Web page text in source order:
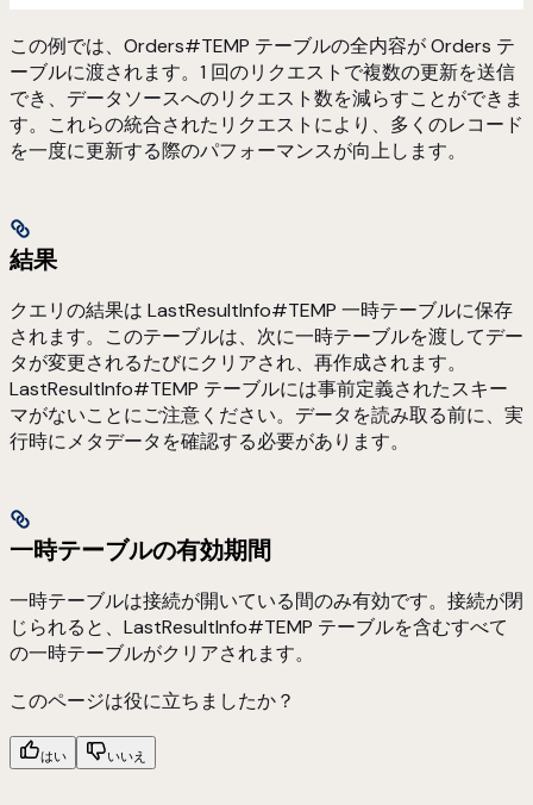
この例では、Orders#TEMP テーブルの全内容が Orders テ
ーブルに渡されます。1 回のリクエストで複数の更新を送信
でき、データソースへのリクエスト数を減らすことができま
す。これらの統合されたリクエストにより、多くのレコード
を一度に更新する際のパフォーマンスが向上します。
結果
クエリの結果は LastResultInfo#TEMP 一時テーブルに保存
されます。このテーブルは、次に一時テーブルを渡してデー
タが変更されるたびにクリアされ、再作成されます。
LastResultInfo#TEMP テーブルには事前定義されたスキー
マがないことにご注意ください。データを読み取る前に、実
行時にメタデータを確認する必要があります。
一時テーブルの有効期間
一時テーブルは接続が開いている間のみ有効です。接続が閉
じられると、LastResultInfo#TEMP テーブルを含むすべて
の一時テーブルがクリアされます。
このページは役に立ちましたか？
はい いいえ